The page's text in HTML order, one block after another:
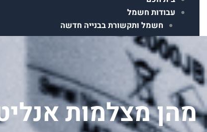
עבודות חשמל
חשמל ותקשורת בבנייה חדשה
מידע
פרויקטים
צור קשר
FacebookInstagramTiktok Google
מהן מצלמות